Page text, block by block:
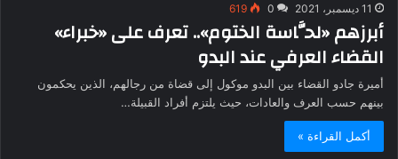
11 ديسمبر، 2021 0
619
أبرزهم «لحَّاسة الختوم».. تعرف على «خبراء»
القضاء العرفي عند البدو
أميرة جادو القضاء بين البدو موكول إلى قضاة من رجالهم، الذين يحكمون
بينهم حسب العرف والعادات، حيث يلتزم أفراد القبيلة…
أكمل القراءة »